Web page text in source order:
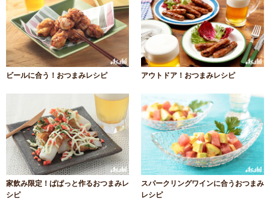
ビールに合う！おつまみレシピ アウトドア！おつまみレシピ
家飲み限定！ぱぱっと作るおつまみレ
シピ
スパークリングワインに合うおつまみ
レシピ